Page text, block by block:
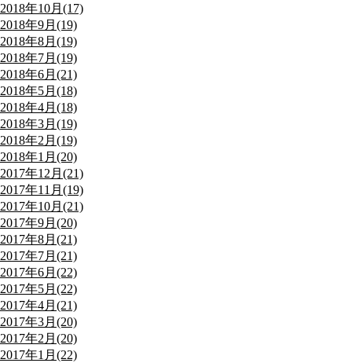
2018年10月(17)
2018年9月(19)
2018年8月(19)
2018年7月(19)
2018年6月(21)
2018年5月(18)
2018年4月(18)
2018年3月(19)
2018年2月(19)
2018年1月(20)
2017年12月(21)
2017年11月(19)
2017年10月(21)
2017年9月(20)
2017年8月(21)
2017年7月(21)
2017年6月(22)
2017年5月(22)
2017年4月(21)
2017年3月(20)
2017年2月(20)
2017年1月(22)